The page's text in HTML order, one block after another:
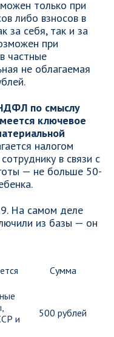
только при
либо взносов в
за себя, так и за
при
частные
не облагаемая
по смыслу
ключевое
налогом
в связи с
— не больше 50-
На самом деле
из базы — он
Сумма
и
500 рублей